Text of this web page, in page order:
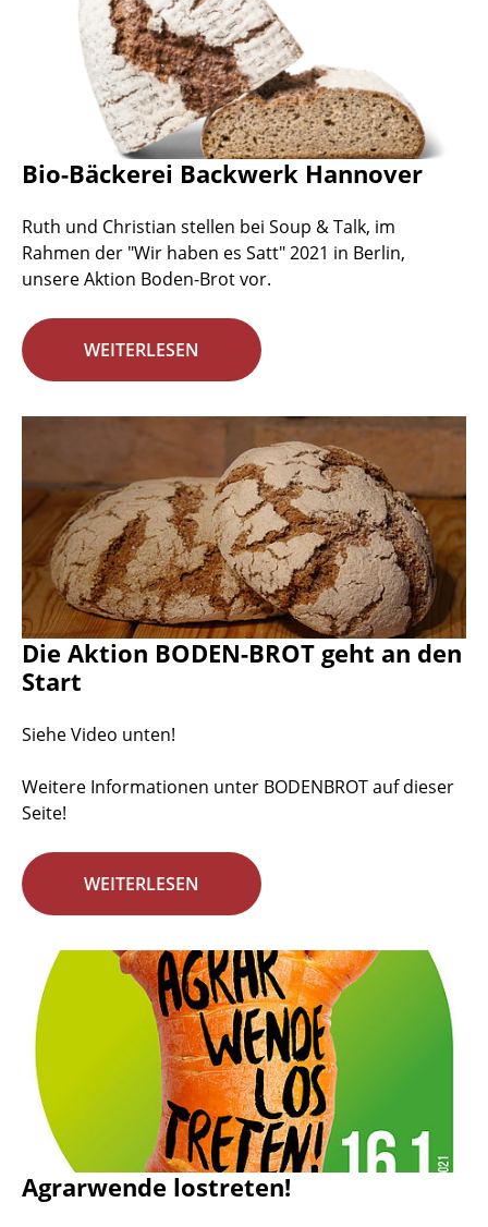
Bio-Bäckerei Backwerk Hannover
Ruth und Christian stellen bei Soup & Talk, im
Rahmen der "Wir haben es Satt" 2021 in Berlin,
unsere Aktion Boden-Brot vor.
WEITERLESEN
Die Aktion BODEN-BROT geht an den
Start
Siehe Video unten!
Weitere Informationen unter BODENBROT auf dieser
Seite!
WEITERLESEN
Agrarwende lostreten!